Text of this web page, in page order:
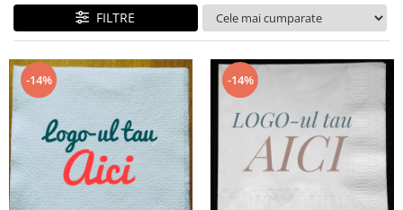
Intretinere masina de spalat
Insecticide si Capcane
Odorizante
Sapunuri
Solutii desfundat tevi
FILTRE
-14% -14%